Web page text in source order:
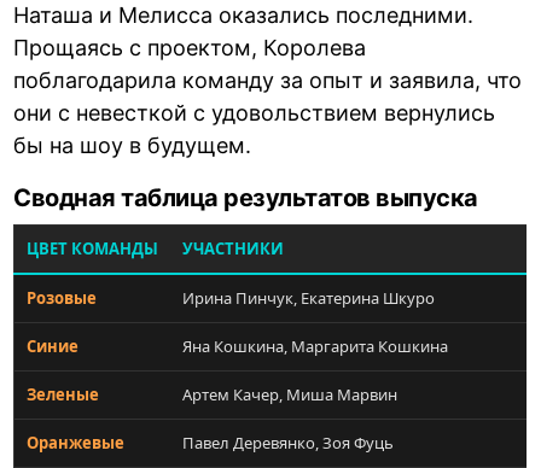
Наташа и Мелисса оказались последними.
Прощаясь с проектом, Королева
поблагодарила команду за опыт и заявила, что
они с невесткой с удовольствием вернулись
бы на шоу в будущем.
Сводная таблица результатов выпуска
ЦВЕТ КОМАНДЫ УЧАСТНИКИ
Розовые Ирина Пинчук, Екатерина Шкуро
Синие Яна Кошкина, Маргарита Кошкина
Зеленые Артем Качер, Миша Марвин
Оранжевые Павел Деревянко, Зоя Фуць